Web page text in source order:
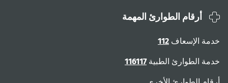
أرقام الطوارئ المهمة
خدمة الإسعاف 112
خدمة الطوارئ الطبية116117